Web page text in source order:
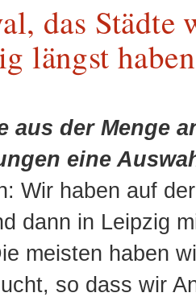
das Städte
längst
aus der Menge
eine
Wir haben auf
dann in Leipzig
meisten haben
so dass wir